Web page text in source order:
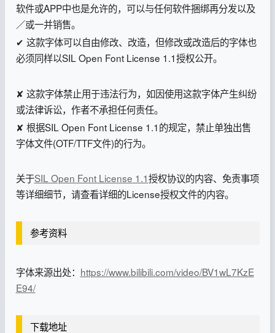
软件或APP中也是允许的，可以与任何软件捆绑再分发以及
／或一并销售。
✔ 这款字体可以自由修改、改造，但修改或改造后的字体也
必须同样以SIL Open Font License 1.1授权公开。
✘ 这款字体禁止用于违法行为，如因使用这款字体产生纠纷
或法律诉讼，作者不承担任何责任。
✘ 根据SIL Open Font License 1.1的规定，禁止单独出售
字体文件(OTF/TTF文件)的行为。
关于SIL Open Font License 1.1授权协议的内容、免责事项
等详细细节，请查看详细的License授权文件的内容。
参考资料
字体来源出处： https://www.bilibili.com/video/BV1wL7KzE
E94/
下载地址